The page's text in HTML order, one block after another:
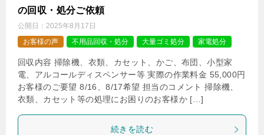
の回収・処分ご依頼
公開日： 2025年8月17日
お客様の声
不用品回収・処分 大量ゴミ処分 家電処分
回収内容 掃除機、衣類、カセット、かご、布団、小型家
電、アルコールディスペンサー等 実際の作業料金 55,000円
お客様のご要望 8/16、8/17希望 担当のコメント 掃除機、
衣類、カセット等の処理にお困りのお客様か […]
続きを読む